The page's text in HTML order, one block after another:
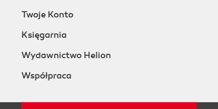
Twoje Konto
Księgarnia
Wydawnictwo Helion
Współpraca